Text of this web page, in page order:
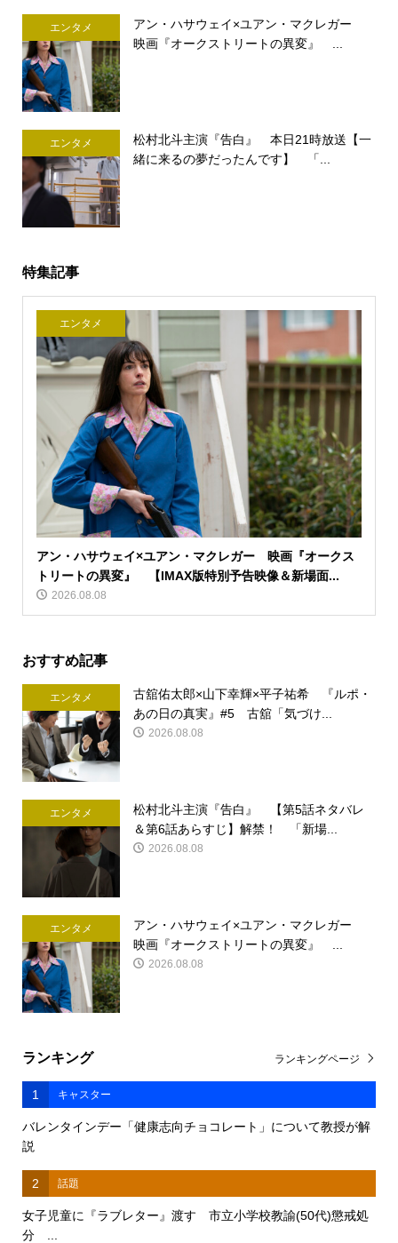
エンタメ
アン・ハサウェイ×ユアン・マクレガー
映画『オークストリートの異変』 ...
エンタメ
松村北斗主演『告白』 本日21時放送【一
緒に来るの夢だったんです】 「...
特集記事
エンタメ
アン・ハサウェイ×ユアン・マクレガー 映画『オークス
トリートの異変』 【IMAX版特別予告映像＆新場面...
2026.08.08
おすすめ記事
エンタメ
古舘佑太郎×山下幸輝×平子祐希 『ルポ・
あの日の真実』#5 古舘「気づけ...
2026.08.08
エンタメ
松村北斗主演『告白』 【第5話ネタバレ
＆第6話あらすじ】解禁！ 「新場...
2026.08.08
エンタメ
アン・ハサウェイ×ユアン・マクレガー
映画『オークストリートの異変』 ...
2026.08.08
ランキング
1 キャスター
バレンタインデー「健康志向チョコレート」について教授が解
説
2 話題
女子児童に『ラブレター』渡す 市立小学校教諭(50代)懲戒処
分 ...
ランキングページ